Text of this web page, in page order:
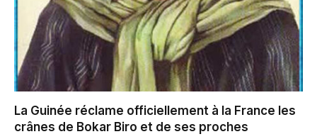
La Guinée réclame officiellement à la France les
crânes de Bokar Biro et de ses proches